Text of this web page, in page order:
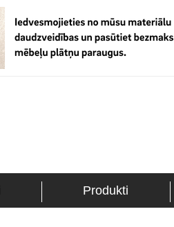
Produkti